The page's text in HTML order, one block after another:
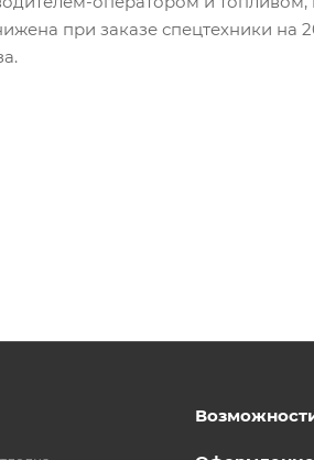
при заказе спецтехники на